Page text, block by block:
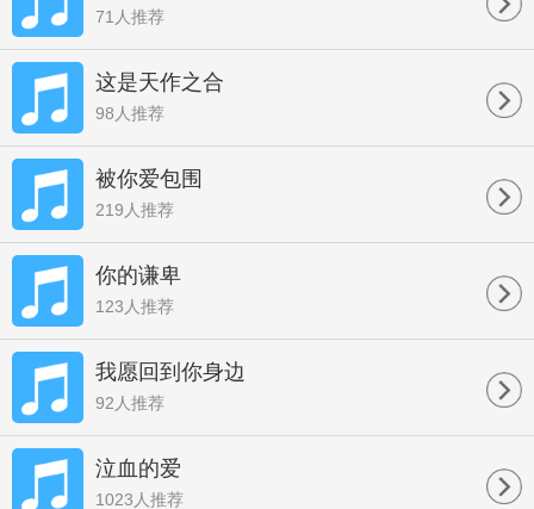
71人推荐
这是天作之合
98人推荐
被你爱包围
219人推荐
你的谦卑
123人推荐
我愿回到你身边
92人推荐
泣血的爱
1023人推荐